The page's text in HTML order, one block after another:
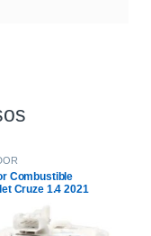
Combustible
Cruze 1.4 2021